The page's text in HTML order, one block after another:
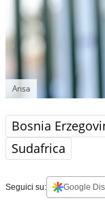
Ansa
Bosnia
Sudafrica
Seguici su: Google